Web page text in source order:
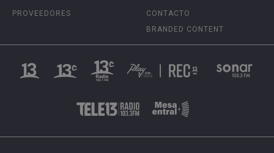
PROVEEDORES
CONTACTO
BRANDED CONTENT